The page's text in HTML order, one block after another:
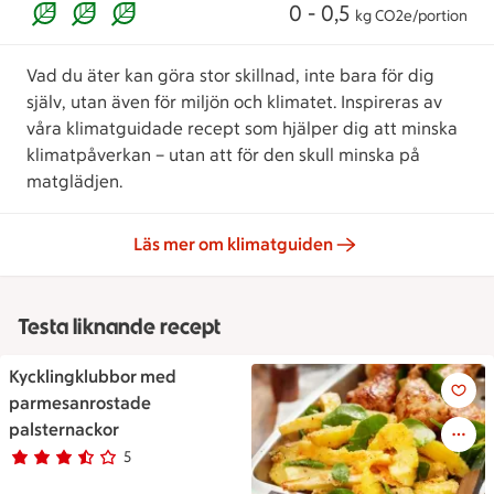
0 - 0,5 kg CO2e/portion
Vad du äter kan göra stor skillnad, inte bara för dig
själv, utan även för miljön och klimatet. Inspireras av
våra klimatguidade recept som hjälper dig att minska
klimatpåverkan – utan att för den skull minska på
matglädjen.
Läs mer om klimatguiden
Testa liknande recept
Kycklingklubbor med
parmesanrostade
palsternackor
Betyg 3.4 av 5. 5
5 personer har röstat
Kycklingklubbor med